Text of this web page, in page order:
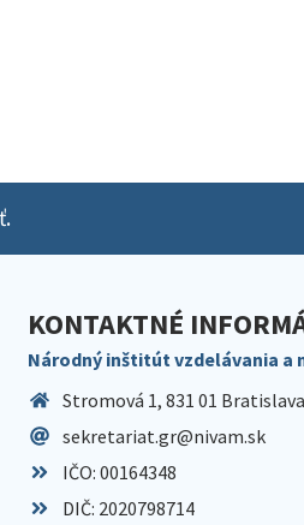
KONTAKTNÉ
Národný inštitút vzdelávania a
Stromová 1, 831 01 Bratislava
sekretariat.gr@nivam.sk
IČO: 00164348
DIČ: 2020798714